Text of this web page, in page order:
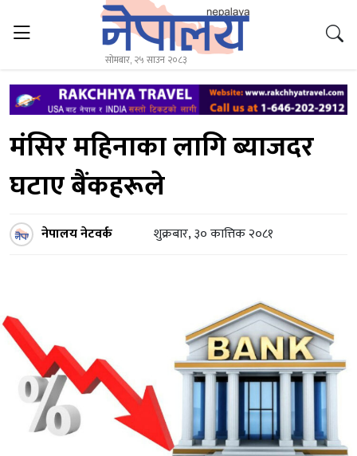
सोमबार, २५ साउन २०८३
मंसिर महिनाका लागि ब्याजदर
घटाए बैंकहरूले
नेपालय नेटवर्क शुक्रबार, ३० कात्तिक २०८१